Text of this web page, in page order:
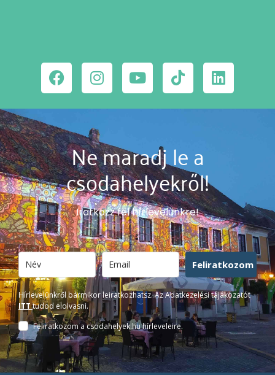
Ne maradj le a
csodahelyekről!
Iratkozz fel hírlevelünkre!
Feliratkozom
Hírlevelünkről bármikor leiratkozhatsz. Az Adatkezelési tájákozatót
ITTtudod elolvasni.
Feliratkozom a csodahelyek.hu hírleveleire.